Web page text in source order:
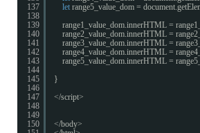
137
138
139
140
141
142
143
144
145
146
147
148
149
150
let range5_value_dom =
range1_value_dom.innerHTML =
range2_value_dom.innerHTML =
range3_value_dom.innerHTML =
range4_value_dom.innerHTML =
range5_value_dom.innerHTML =
}
</script>
</body>